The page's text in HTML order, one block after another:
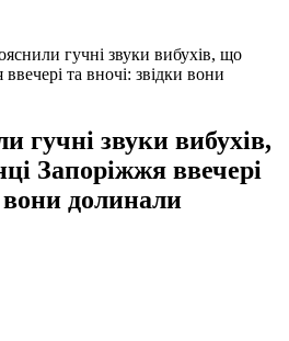
гучні звуки вибухів, що
та вночі: звідки вони
гучні звуки вибухів,
Запоріжжя ввечері
вони долинали